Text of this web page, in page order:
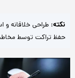
نکته: طراحی خلاقانه
حفظ تراکت توسط